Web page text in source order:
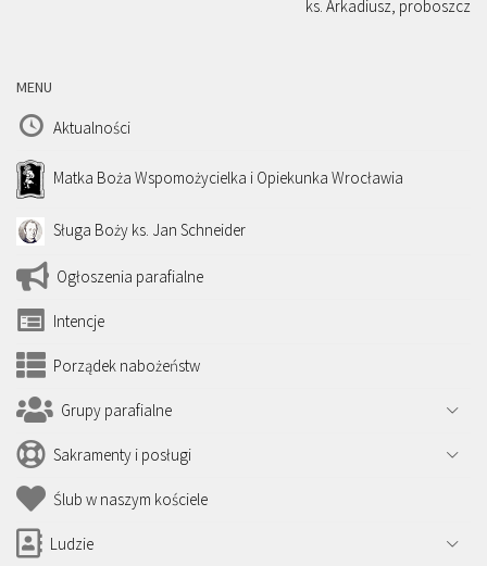
ks. Arkadiusz, proboszcz
MENU
Aktualności
Matka Boża Wspomożycielka i Opiekunka Wrocławia
Sługa Boży ks. Jan Schneider
Ogłoszenia parafialne
Intencje
Porządek nabożeństw
Grupy parafialne
Sakramenty i posługi
Ślub w naszym kościele
Ludzie